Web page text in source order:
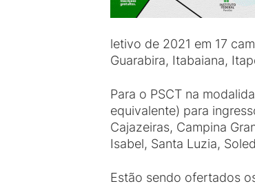
letivo de 2021 em 17
Guarabira, Itabaiana,
Para o PSCT na
equivalente) para
Cajazeiras, Campina
Isabel, Santa Luzia,
Estão sendo ofertados